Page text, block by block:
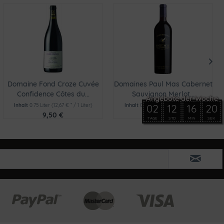
Domaine Fond Croze Cuvée
Confidence Côtes du...
Inhalt 0.75 Liter (12,67 € * / 1 Liter)
9,50 €
Domaines Paul Mas Cabernet
Sauvignon Merlot...
Inhalt 0.75 Liter (11,33 € * / 1 Liter)
8,50 €
02
TAGE
12
STD
16
MIN
20
SEK